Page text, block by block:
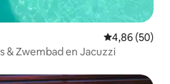
Gemiddelde
4,86 (50)
& Zwembad en Jacuzzi